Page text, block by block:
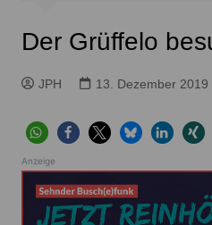
Der Grüffelo
JPH 13. Dezember 2019
Anzeige